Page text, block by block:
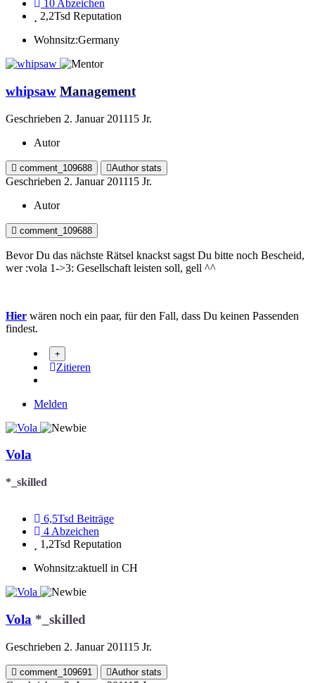
10 Abzeichen
2,2Tsd Reputation
Wohnsitz:Germany
whipsaw Management
Geschrieben 2. Januar 201115 Jr.
Autor
comment_109688 Author stats
Geschrieben 2. Januar 201115 Jr.
Autor
comment_109688
Bevor Du das nächste Rätsel knackst sagst Du bitte noch Bescheid,
wer :vola 1->3: Gesellschaft leisten soll, gell ^^
Hier wären noch ein paar, für den Fall, dass Du keinen Passenden
findest.
Zitieren
Melden
Vola
*_skilled
6,5Tsd Beiträge
4 Abzeichen
1,2Tsd Reputation
Wohnsitz:aktuell in CH
Vola *_skilled
Geschrieben 2. Januar 201115 Jr.
comment_109691 Author stats